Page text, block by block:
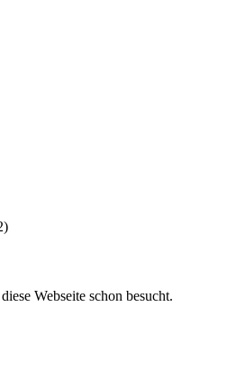
Webseite schon besucht.